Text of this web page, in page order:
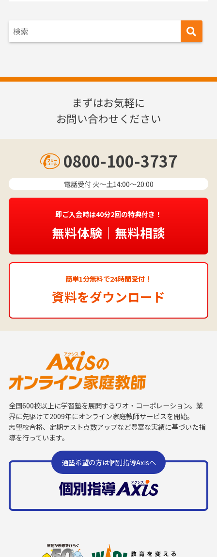
まずはお気軽に
お問い合わせください
0800-100-3737
電話受付 火〜土14:00～20:00
即ご入会時は40分2回の特典付き！
無料体験｜無料相談
簡単1分無料で24時間受付！
資料をダウンロード
全国600校以上に学習塾を展開するワオ・コーポレーション。業
界に先駆けて2009年にオンライン家庭教師サービスを開始。
志望校合格、定期テスト点数アップなど豊富な実績に基づいた指
導を行っています。
通塾希望の方は個別指導Axisへ